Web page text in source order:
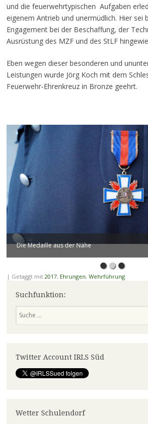
und die feuerwehrtypischen Aufgaben
eigenem Antrieb und unermüdlich. Hier sei
Engagement bei der Beschaffung, der
Ausrüstung des MZF und des StLF
Eben wegen dieser besonderen und
Leistungen wurde Jörg Koch mit dem
Feuerwehr-Ehrenkreuz in Bronze geehrt.
Die Medaille aus der Nähe
| Getaggt mit 2017, Ehrungen, Wehrführung
Suchfunktion:
Twitter Account IRLS Süd
Wetter Schulendorf